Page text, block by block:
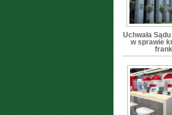
Uchwała
w sprawie